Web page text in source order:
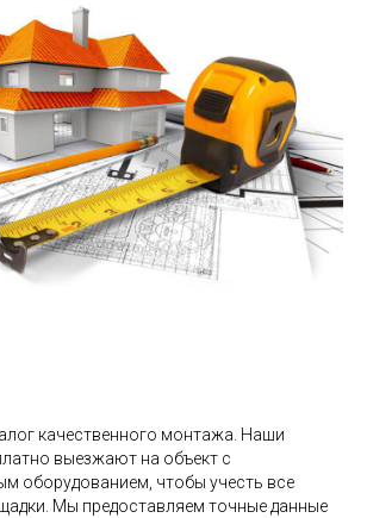
качественного монтажа. Наши
выезжают на объект с
оборудованием, чтобы учесть все
Мы предоставляем точные данные